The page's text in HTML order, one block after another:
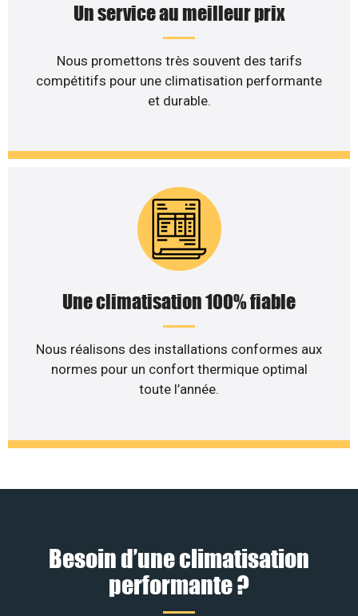
Un service au meilleur prix
Nous promettons très souvent des tarifs
compétitifs pour une climatisation performante
et durable.
Une climatisation 100% fiable
Nous réalisons des installations conformes aux
normes pour un confort thermique optimal
toute l’année.
Besoin d’une climatisation
performante ?